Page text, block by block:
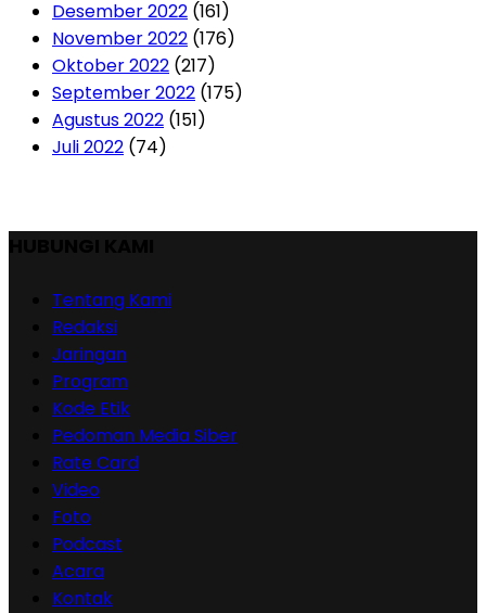
Desember 2022 (161)
November 2022 (176)
Oktober 2022 (217)
September 2022 (175)
Agustus 2022 (151)
Juli 2022 (74)
Tentang Kami
Redaksi
Jaringan
Program
Kode Etik
Pedoman Media Siber
Rate Card
Video
Foto
Podcast
Acara
Kontak